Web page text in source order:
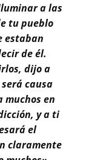
a las
tu pueblo
estaban
de él.
dijo a
causa
muchos en
y a ti
el
claramente